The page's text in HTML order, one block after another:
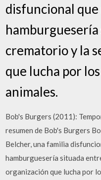
disfuncional
crematorio y la
que lucha por
animales.
Bob's Burgers (2011):
resumen de Bob's Burgers
Belcher, una familia
hamburguesería situada
organización que lucha por